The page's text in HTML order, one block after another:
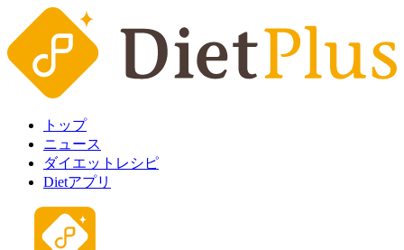
トップ
ニュース
ダイエットレシピ
Dietアプリ